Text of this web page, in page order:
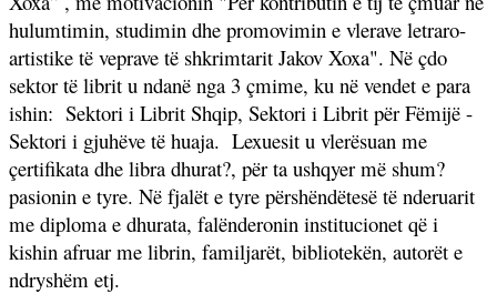
hulumtimin, studimin dhe promovimin e vlerave letraro-
artistike të veprave të shkrimtarit Jakov Xoxa". Në çdo
sektor të librit u ndanë nga 3 çmime, ku në vendet e para
ishin: Sektori i Librit Shqip, Sektori i Librit për Fëmijë -
Sektori i gjuhëve të huaja. Lexuesit u vlerësuan me
çertifikata dhe libra dhurat?, për ta ushqyer më shum?
pasionin e tyre. Në fjalët e tyre përshëndëtesë të nderuarit
me diploma e dhurata, falënderonin institucionet që i
kishin afruar me librin, familjarët, bibliotekën, autorët e
ndryshëm etj.